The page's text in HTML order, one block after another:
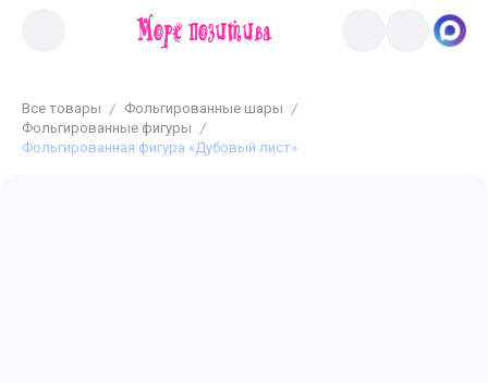
Все товары
Фольгированные шары
Фольгированные фигуры
Фольгированная фигура «Дубовый лист»